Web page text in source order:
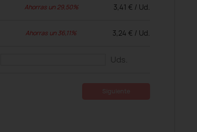
Ahorras un 29,50% 3,41 € / Ud.
Ahorras un 36,11% 3,24 € / Ud.
Uds.